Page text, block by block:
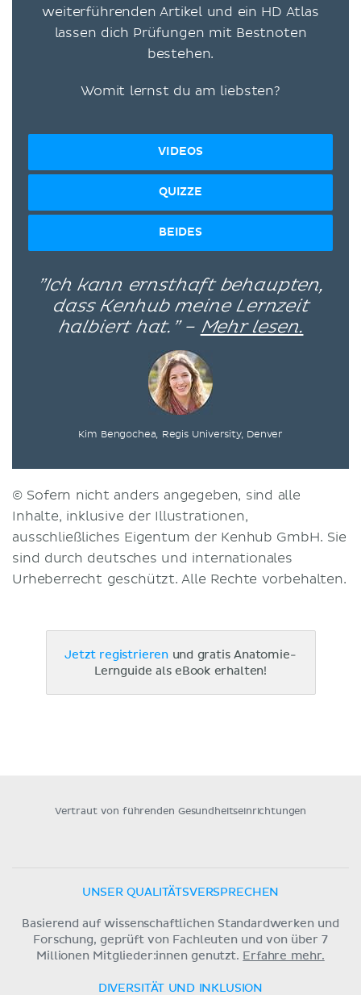
weiterführenden Artikel und ein HD Atlas
lassen dich Prüfungen mit Bestnoten
bestehen.
Womit lernst du am liebsten?
VIDEOS
QUIZZE
BEIDES
”Ich kann ernsthaft behaupten,
dass Kenhub meine Lernzeit
halbiert hat.” – Mehr lesen.
Kim Bengochea, Regis University, Denver
© Sofern nicht anders angegeben, sind alle
Inhalte, inklusive der Illustrationen,
ausschließliches Eigentum der Kenhub GmbH. Sie
sind durch deutsches und internationales
Urheberrecht geschützt. Alle Rechte vorbehalten.
Jetzt registrieren und gratis Anatomie-
Lernguide als eBook erhalten!
Vertraut von führenden Gesundheitseinrichtungen
UNSER QUALITÄTSVERSPRECHEN
Basierend auf wissenschaftlichen Standardwerken und
Forschung, geprüft von Fachleuten und von über 7
Millionen Mitglieder:innen genutzt. Erfahre mehr.
DIVERSITÄT UND INKLUSION